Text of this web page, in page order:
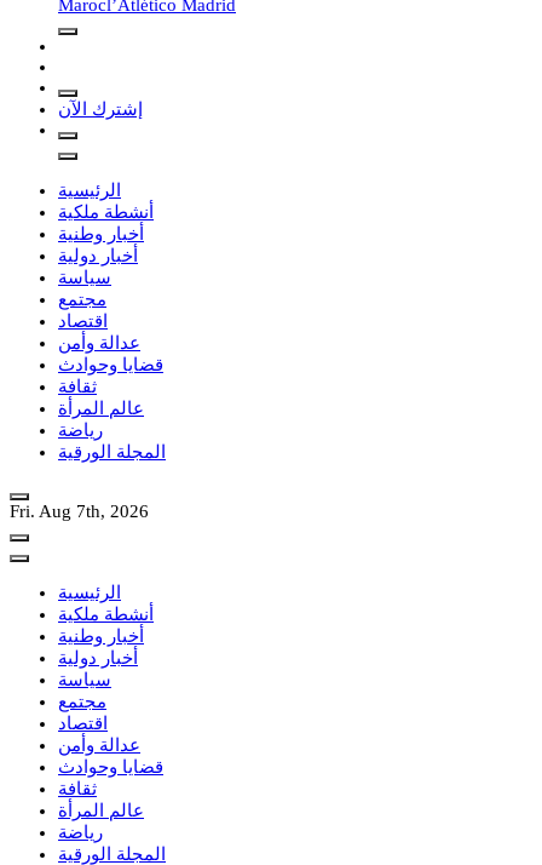
Marocl’Atlético Madrid
إشترك الآن
الرئيسية
أنشطة ملكية
أخبار وطنية
أخبار دولية
سياسة
مجتمع
اقتصاد
عدالة وأمن
قضايا وحوادث
ثقافة
عالم المرأة
رياضة
المجلة الورقية
Fri. Aug 7th, 2026
الرئيسية
أنشطة ملكية
أخبار وطنية
أخبار دولية
سياسة
مجتمع
اقتصاد
عدالة وأمن
قضايا وحوادث
ثقافة
عالم المرأة
رياضة
المجلة الورقية